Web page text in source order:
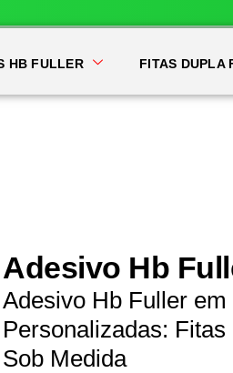
HB FULLER FITAS DUPLA
Adesivo Hb
Adesivo Hb Fuller
Personalizadas:
Sob Medida